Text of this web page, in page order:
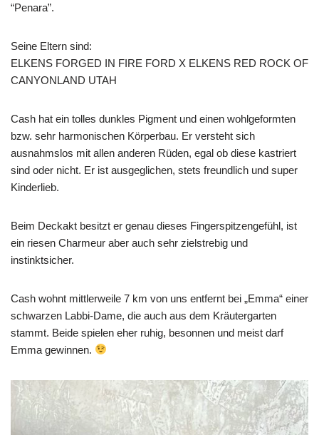
“Penara”.
Seine Eltern sind:
ELKENS FORGED IN FIRE FORD X ELKENS RED ROCK OF
CANYONLAND UTAH
Cash hat ein tolles dunkles Pigment und einen wohlgeformten
bzw. sehr harmonischen Körperbau. Er versteht sich
ausnahmslos mit allen anderen Rüden, egal ob diese kastriert
sind oder nicht. Er ist ausgeglichen, stets freundlich und super
Kinderlieb.
Beim Deckakt besitzt er genau dieses Fingerspitzengefühl, ist
ein riesen Charmeur aber auch sehr zielstrebig und
instinktsicher.
Cash wohnt mittlerweile 7 km von uns entfernt bei „Emma“ einer
schwarzen Labbi-Dame, die auch aus dem Kräutergarten
stammt. Beide spielen eher ruhig, besonnen und meist darf
Emma gewinnen.